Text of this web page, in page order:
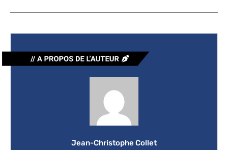
Jean-Christophe Collet